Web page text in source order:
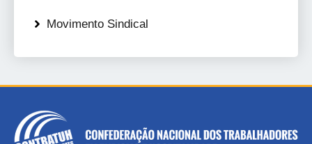
Movimento Sindical